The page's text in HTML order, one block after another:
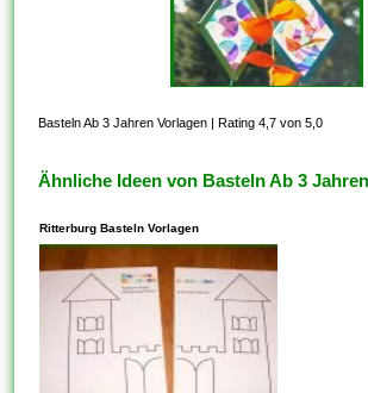
Basteln Ab 3 Jahren Vorlagen |Rating 4,7 von 5,0
Ähnliche Ideen von Basteln Ab 3
Ritterburg Basteln Vorlagen